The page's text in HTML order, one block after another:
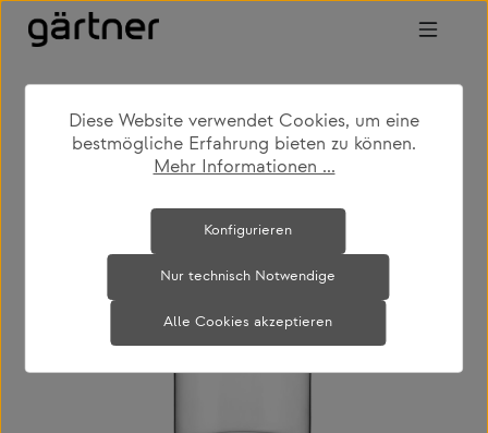
Zum Hauptinhalt springen
shop produkte
accessoires
küchenaccessoires
Bildergalerie überspringen
Diese Website verwendet Cookies, um eine
bestmögliche Erfahrung bieten zu können.
Mehr Informationen ...
Nur technisch Notwendige
Konfigurieren
Alle Cookies akzeptieren